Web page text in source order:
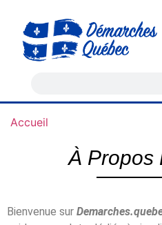
Accueil
À Propos
Bienvenue sur